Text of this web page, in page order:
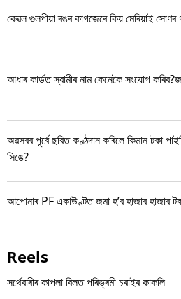
কেৱল গুলপীয়া ৰঙৰ কাগজেৰে কিয় মেৰিয়াই সোণৰ
আধাৰ কাৰ্ডত স্বামীৰ নাম কেনেকৈ সংযোগ
অৱসৰৰ পূৰ্বে ছবিত কণ্ঠদান কৰিলে কিমান টকা
সিঙে?
আপোনাৰ PF একাউণ্টত জমা হ’ব হাজাৰ হাজাৰ
Reels
সৰ্থেবাৰীৰ কাপলা বিলত পৰিভ্ৰমী চৰাইৰ কাকলি